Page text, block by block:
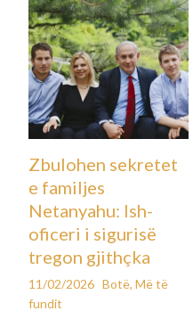
Zbulohen sekretet
e familjes
Netanyahu: Ish-
oficeri i sigurisë
tregon gjithçka
11/02/2026 Botë,Më të
fundit